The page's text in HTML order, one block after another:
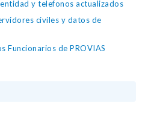
y telefonos actualizados
civiles y datos de
Funcionarios de PROVIAS